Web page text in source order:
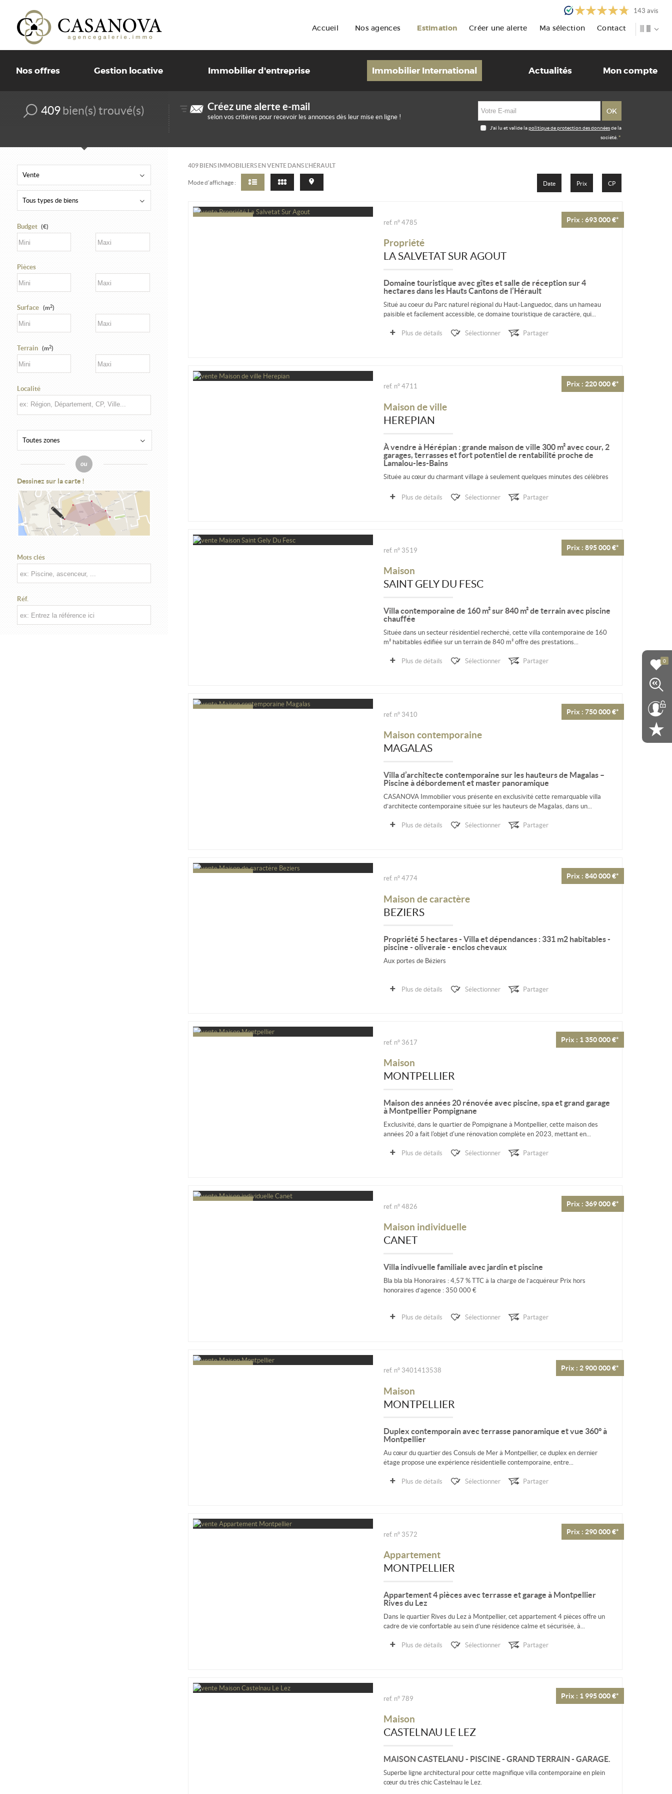
143 avis
Accueil Nos agences Estimation Créer une alerte Ma sélection Contact
0
Nos offres Gestion locative Immobilier d'entreprise Immobilier International Actualités Mon compte
409bien(s) trouvé(s) Créez une alerte e-mail
selon vos critères pour recevoir les annonces dès leur mise en ligne !
J'ai lu et valide lapolitique de protection des données de la
société. *
Vente
Tous types de biens
Budget (€)
Pièces
Surface (m2)
Terrain (m2)
Localité
Toutes zones
Dessinez sur la carte !
Mots clés
Réf.
409 BIENS IMMOBILIERS EN VENTE DANS L'HÉRAULT
Mode d’affichage : Date Prix CP
Prix : 693 000 €*
ref. n° 4785
Propriété
LA SALVETAT SUR AGOUT
Domaine touristique avec gîtes et salle de réception sur 4
hectares dans les Hauts Cantons de l’Hérault
Situé au coeur du Parc naturel régional du Haut-Languedoc, dans un hameau
paisible et facilement accessible, ce domaine touristique de caractère, qui...
Plus de détails Sélectionner Partager
Prix : 220 000 €*
ref. n° 4711
Maison de ville
HEREPIAN
À vendre à Hérépian : grande maison de ville 300 m² avec cour, 2
garages, terrasses et fort potentiel de rentabilité proche de
Lamalou-les-Bains
Située au cœur du charmant village à seulement quelques minutes des célèbres
Plus de détails
Sélectionner Partager
Prix : 895 000 €*
ref. n° 3519
Maison
SAINT GELY DU FESC
Villa contemporaine de 160 m² sur 840 m² de terrain avec piscine
chauffée
Située dans un secteur résidentiel recherché, cette villa contemporaine de 160
m² habitables édifiée sur un terrain de 840 m² offre des prestations...
Plus de détails Sélectionner Partager
Prix : 750 000 €*
ref. n° 3410
Maison contemporaine
MAGALAS
Villa d’architecte contemporaine sur les hauteurs de Magalas –
Piscine à débordement et master panoramique
CASANOVA Immobilier vous présente en exclusivité cette remarquable villa
d’architecte contemporaine située sur les hauteurs de Magalas, dans un...
Plus de détails Sélectionner Partager
Prix : 840 000 €*
ref. n° 4774
Maison de caractère
BEZIERS
Propriété 5 hectares - Villa et dépendances : 331 m2 habitables -
piscine - oliveraie - enclos chevaux
Aux portes de Béziers
production,pinède...
Plus de détails Sélectionner Partager
Prix : 1 350 000 €*
ref. n° 3617
Maison
MONTPELLIER
Maison des années 20 rénovée avec piscine, spa et grand garage
à Montpellier Pompignane
Exclusivité, dans le quartier de Pompignane à Montpellier, cette maison des
années 20 a fait l'objet d'une rénovation complète en 2023, mettant en...
Plus de détails Sélectionner Partager
Prix : 369 000 €*
ref. n° 4826
Maison individuelle
CANET
Villa indivuelle familiale avec jardin et piscine
Bla bla bla Honoraires : 4,57 % TTC à la charge de l’acquéreur Prix hors
honoraires d’agence : 350 000 €
Plus de détails Sélectionner Partager
Prix : 2 900 000 €*
ref. n° 3401413538
Maison
MONTPELLIER
Duplex contemporain avec terrasse panoramique et vue 360° à
Montpellier
Au cœur du quartier des Consuls de Mer à Montpellier, ce duplex en dernier
étage propose une expérience résidentielle contemporaine, entre...
Plus de détails Sélectionner Partager
Prix : 290 000 €*
ref. n° 3572
Appartement
MONTPELLIER
Appartement 4 pièces avec terrasse et garage à Montpellier
Rives du Lez
Dans le quartier Rives du Lez à Montpellier, cet appartement 4 pièces offre un
cadre de vie confortable au sein d’une résidence calme et sécurisée, à...
Plus de détails Sélectionner Partager
Prix : 1 995 000 €*
ref. n° 789
Maison
CASTELNAU LE LEZ
MAISON CASTELANU - PISCINE - GRAND TERRAIN - GARAGE.
Superbe ligne architectural pour cette magnifique villa contemporaine en plein
cœur du très chic Castelnau le Lez.